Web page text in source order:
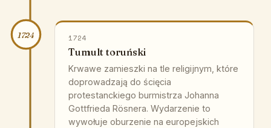
1724 1724
Tumult toruński
Krwawe zamieszki na tle religijnym, które
doprowadzają do ścięcia
protestanckiego burmistrza Johanna
Gottfrieda Rösnera. Wydarzenie to
wywołuje oburzenie na europejskich